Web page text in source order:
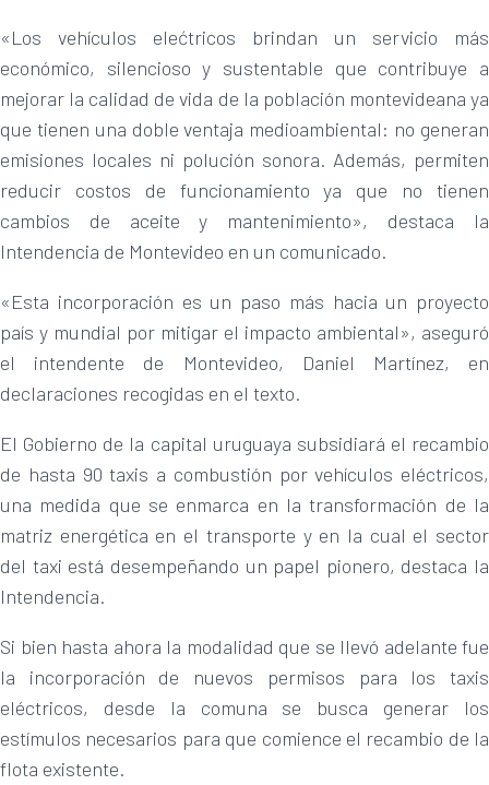
«Los vehículos elećtricos brindan un servicio más
económico, silencioso y sustentable que contribuye a
mejorar la calidad de vida de la población montevideana ya
que tienen una doble ventaja medioambiental: no generan
emisiones locales ni polución sonora. Además, permiten
reducir costos de funcionamiento ya que no tienen
cambios de aceite y mantenimiento», destaca la
Intendencia de Montevideo en un comunicado.
«Esta incorporación es un paso más hacia un proyecto
país y mundial por mitigar el impacto ambiental», aseguró
el intendente de Montevideo, Daniel Martínez, en
declaraciones recogidas en el texto.
El Gobierno de la capital uruguaya subsidiará el recambio
de hasta 90 taxis a combustión por vehículos eléctricos,
una medida que se enmarca en la transformación de la
matriz energética en el transporte y en la cual el sector
del taxi está desempeñando un papel pionero, destaca la
Intendencia.
Si bien hasta ahora la modalidad que se llevó adelante fue
la incorporación de nuevos permisos para los taxis
eléctricos, desde la comuna se busca generar los
estímulos necesarios para que comience el recambio de la
flota existente.